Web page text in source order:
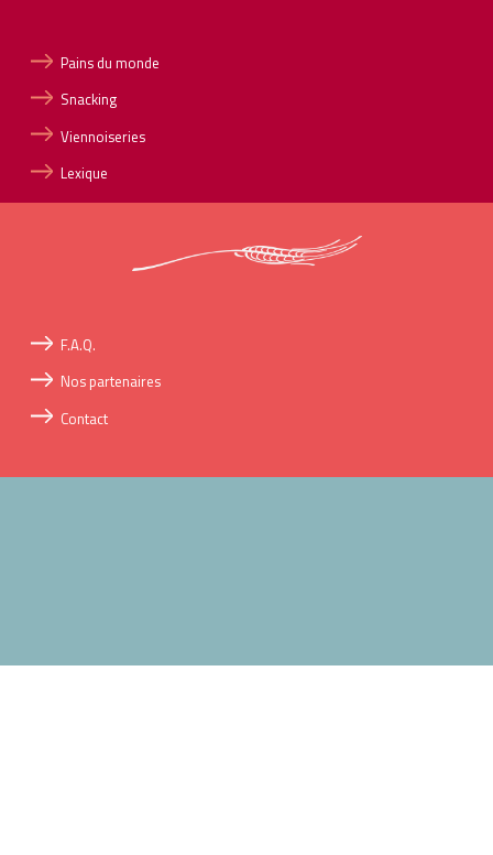
Pains du monde
Snacking
Viennoiseries
Lexique
F.A.Q.
Nos partenaires
Contact